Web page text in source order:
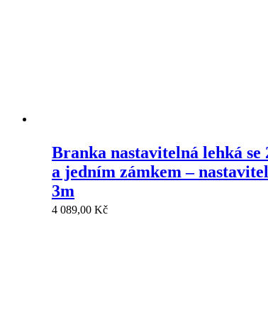
Branka nastavitelná lehká se
a jedním zámkem –
3m
4 089,00 Kč